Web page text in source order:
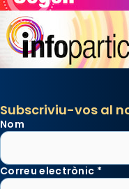
Subscriviu-vos al
Nom
Correu electrònic *